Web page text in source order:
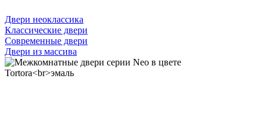
Двери неоклассика
Классические двери
Современные двери
Двери из массива